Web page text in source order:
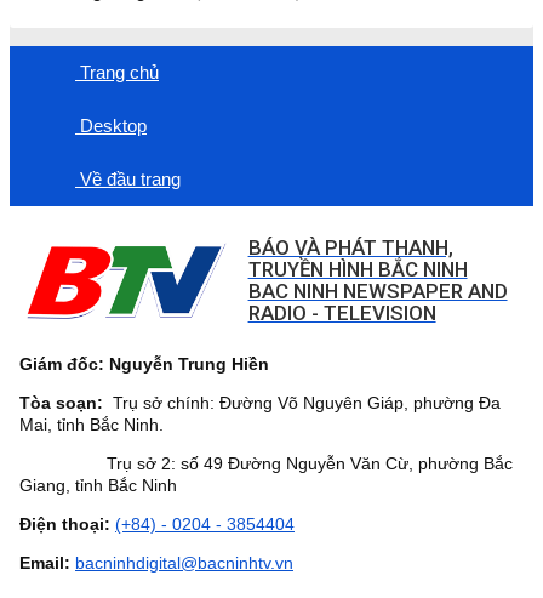
Trang chủ
Desktop
Về đầu trang
BÁO VÀ PHÁT THANH,
TRUYỀN HÌNH BẮC NINH
BAC NINH NEWSPAPER AND
RADIO - TELEVISION
Giám đốc: Nguyễn Trung Hiền
Tòa soạn: Trụ sở chính: Đường Võ Nguyên Giáp, phường Đa
Mai, tỉnh Bắc Ninh.
Trụ sở 2: số 49 Đường Nguyễn Văn Cừ, phường Bắc
Giang, tỉnh Bắc Ninh
Điện thoại: (+84) - 0204 - 3854404
Email: bacninhdigital@bacninhtv.vn